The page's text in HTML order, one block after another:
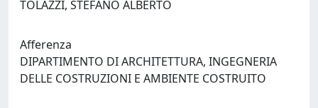
TOLAZZI, STEFANO ALBERTO
Afferenza
DIPARTIMENTO DI ARCHITETTURA, INGEGNERIA
DELLE COSTRUZIONI E AMBIENTE COSTRUITO